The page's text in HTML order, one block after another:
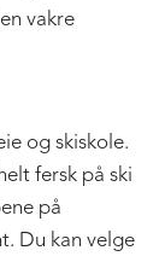
vakre
og skiskole.
fersk på ski
på
Du kan velge